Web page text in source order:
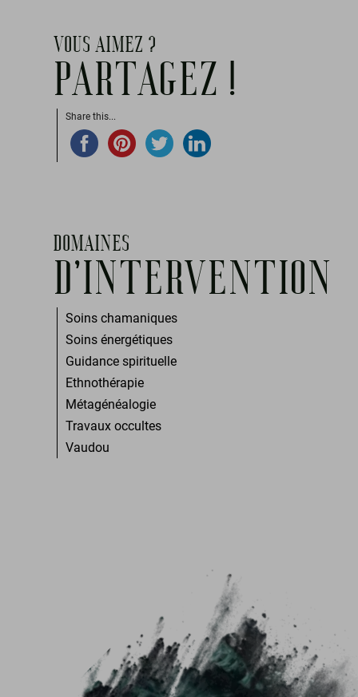
VOUS AIMEZ ?
PARTAGEZ !
Share this...
DOMAINES
D'INTERVENTION
Soins chamaniques
Soins énergétiques
Guidance spirituelle
Ethnothérapie
Métagénéalogie
Travaux occultes
Vaudou